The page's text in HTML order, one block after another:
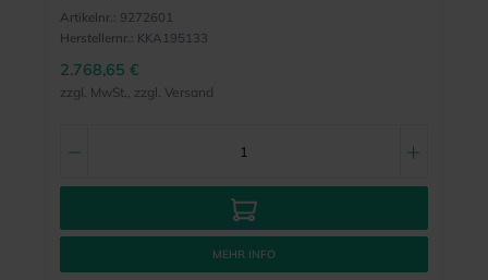
Artikelnr.: 9272601
Herstellernr.: KKA195133
2.768,65 €
zzgl. MwSt., zzgl. Versand
MEHR INFO